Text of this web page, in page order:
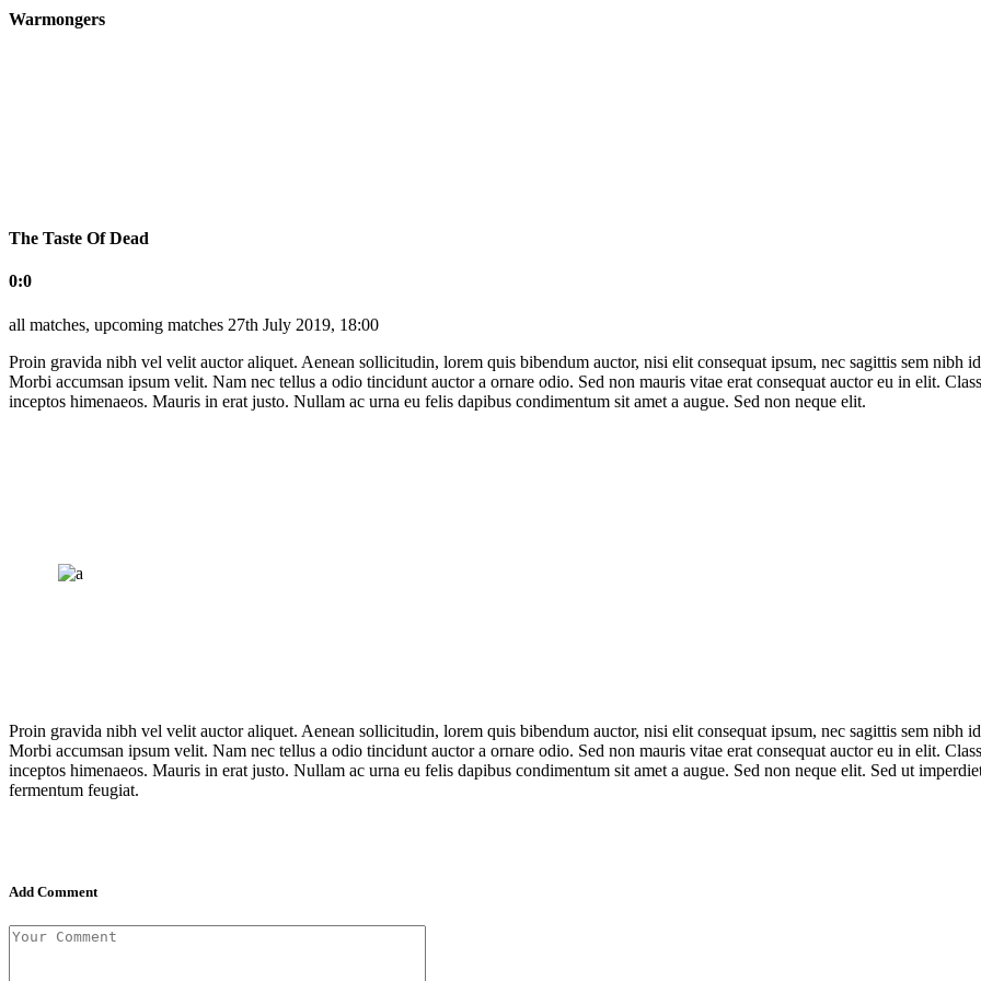
Warmongers
The Taste Of Dead
0:0
all matches, upcoming matches 27th July 2019, 18:00
Proin gravida nibh vel velit auctor aliquet. Aenean sollicitudin, lorem quis bibendum auctor, nisi elit consequat ipsum, nec sagittis sem nibh
Morbi accumsan ipsum velit. Nam nec tellus a odio tincidunt auctor a ornare odio. Sed non mauris vitae erat consequat auctor eu in elit.
inceptos himenaeos. Mauris in erat justo. Nullam ac urna eu felis dapibus condimentum sit amet a augue. Sed non neque elit.
Proin gravida nibh vel velit auctor aliquet. Aenean sollicitudin, lorem quis bibendum auctor, nisi elit consequat ipsum, nec sagittis sem nibh
Morbi accumsan ipsum velit. Nam nec tellus a odio tincidunt auctor a ornare odio. Sed non mauris vitae erat consequat auctor eu in elit.
inceptos himenaeos. Mauris in erat justo. Nullam ac urna eu felis dapibus condimentum sit amet a augue. Sed non neque elit. Sed ut
fermentum feugiat.
Add Comment